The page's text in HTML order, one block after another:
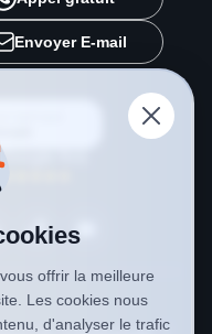
Envoyer E-mail
offrir la meilleure
Les cookies nous
d'analyser le trafic